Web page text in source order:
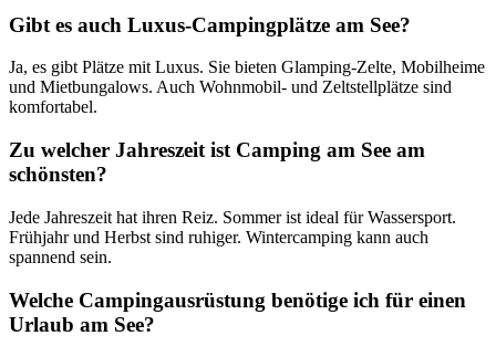
Gibt es auch Luxus-Campingplätze am See?
Ja, es gibt Plätze mit Luxus. Sie bieten Glamping-Zelte, Mobilheime
und Mietbungalows. Auch Wohnmobil- und Zeltstellplätze sind
komfortabel.
Zu welcher Jahreszeit ist Camping am See am
schönsten?
Jede Jahreszeit hat ihren Reiz. Sommer ist ideal für Wassersport.
Frühjahr und Herbst sind ruhiger. Wintercamping kann auch
spannend sein.
Welche Campingausrüstung benötige ich für einen
Urlaub am See?